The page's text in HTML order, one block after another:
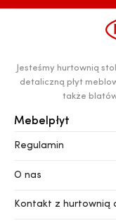
Jesteśmy hurtownią
detaliczną płyt
także
Mebelpłyt
Regulamin
O nas
Kontakt z hurtownią